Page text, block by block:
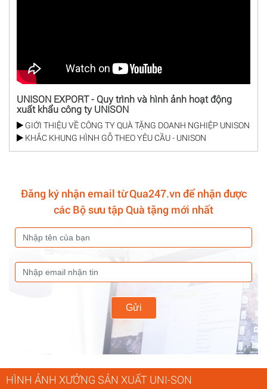
UNISON EXPORT - Quy trình và hình ảnh hoạt động
xuất khẩu công ty UNISON
GIỚI THIỆU VỀ CÔNG TY QUÀ TẶNG DOANH NGHIỆP UNISON
KHẮC KHUNG HÌNH GỖ THEO YÊU CẦU - UNISON
Đăng ký nhận email từ Qua247.vn để nhận được
các Bộ sưu tập Quà tặng mới nhất
Gửi
HÌNH ẢNH XƯỞNG SẢN XUẤT UNI-SON